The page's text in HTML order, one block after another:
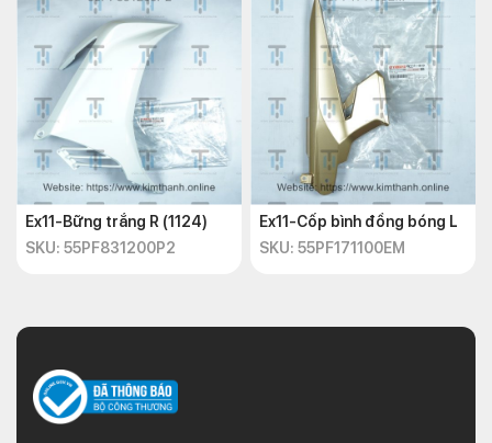
Ex11-Bững trắng R (1124)
SKU: 55PF831200P2
Ex11-Cốp bình đồng bóng L
SKU: 55PF171100EM